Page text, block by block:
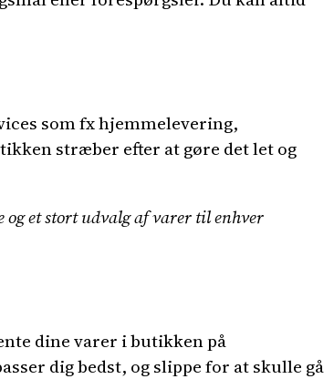
som fx hjemmelevering,
stræber efter at gøre det let og
og et stort udvalg af varer til enhver
dine varer i butikken på
dig bedst, og slippe for at skulle gå